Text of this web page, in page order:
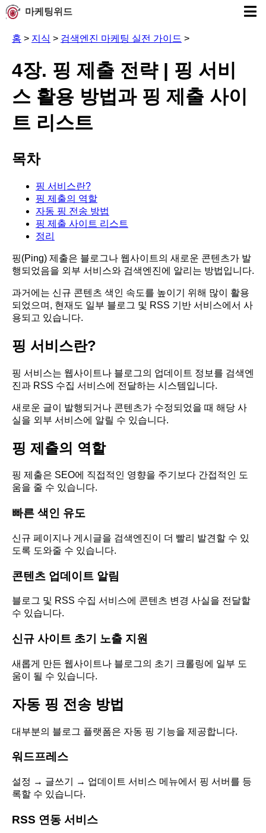
마케팅위드
홈 > 지식 > 검색엔진 마케팅 실전 가이드 >
4장. 핑 제출 전략 | 핑 서비
스 활용 방법과 핑 제출 사이
트 리스트
목차
핑 서비스란?
핑 제출의 역할
자동 핑 전송 방법
핑 제출 사이트 리스트
정리
핑(Ping) 제출은 블로그나 웹사이트의 새로운 콘텐츠가 발
행되었음을 외부 서비스와 검색엔진에 알리는 방법입니다.
과거에는 신규 콘텐츠 색인 속도를 높이기 위해 많이 활용
되었으며, 현재도 일부 블로그 및 RSS 기반 서비스에서 사
용되고 있습니다.
핑 서비스란?
핑 서비스는 웹사이트나 블로그의 업데이트 정보를 검색엔
진과 RSS 수집 서비스에 전달하는 시스템입니다.
새로운 글이 발행되거나 콘텐츠가 수정되었을 때 해당 사
실을 외부 서비스에 알릴 수 있습니다.
핑 제출의 역할
핑 제출은 SEO에 직접적인 영향을 주기보다 간접적인 도
움을 줄 수 있습니다.
빠른 색인 유도
신규 페이지나 게시글을 검색엔진이 더 빨리 발견할 수 있
도록 도와줄 수 있습니다.
콘텐츠 업데이트 알림
블로그 및 RSS 수집 서비스에 콘텐츠 변경 사실을 전달할
수 있습니다.
신규 사이트 초기 노출 지원
새롭게 만든 웹사이트나 블로그의 초기 크롤링에 일부 도
움이 될 수 있습니다.
자동 핑 전송 방법
대부분의 블로그 플랫폼은 자동 핑 기능을 제공합니다.
워드프레스
설정 → 글쓰기 → 업데이트 서비스 메뉴에서 핑 서버를 등
록할 수 있습니다.
RSS 연동 서비스